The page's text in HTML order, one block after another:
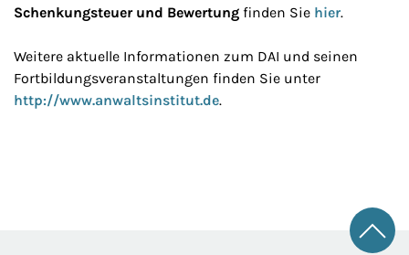
Schenkungsteuer und Bewertung finden Sie hier.
Weitere aktuelle Informationen zum DAI und seinen
Fortbildungsveranstaltungen finden Sie unter
http://www.anwaltsinstitut.de.